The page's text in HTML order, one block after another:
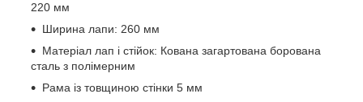
220 мм
Ширина лапи: 260 мм
Матеріал лап і стійок: Кована загартована борована
сталь з полімерним
Рама із товщиною стінки 5 мм